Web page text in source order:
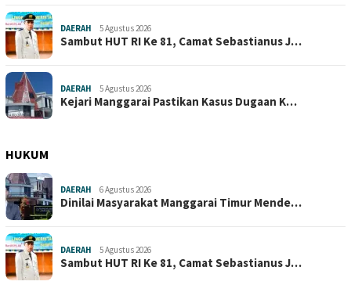
DAERAH 5 Agustus 2026
Sambut HUT RI Ke 81, Camat Sebastianus J…
DAERAH 5 Agustus 2026
Kejari Manggarai Pastikan Kasus Dugaan K…
HUKUM
DAERAH 6 Agustus 2026
Dinilai Masyarakat Manggarai Timur Mende…
DAERAH 5 Agustus 2026
Sambut HUT RI Ke 81, Camat Sebastianus J…